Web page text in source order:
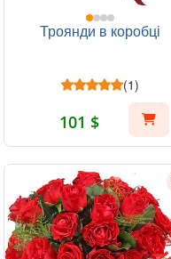
Троянди в коробці
(1)
101 $